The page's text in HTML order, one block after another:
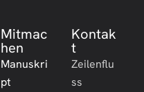
Mitmac
hen
Manuskri
pt
Kontak
t
Zeilenflu
ss